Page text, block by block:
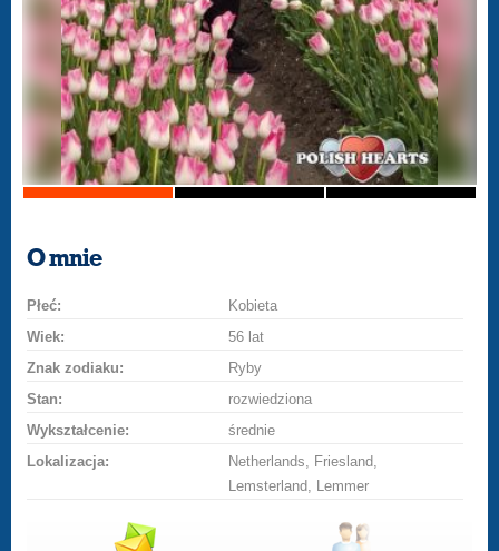
O mnie
Płeć:
Kobieta
Wiek:
56 lat
Znak zodiaku:
Ryby
Stan:
rozwiedziona
Wykształcenie:
średnie
Lokalizacja:
Netherlands, Friesland,
Lemsterland, Lemmer